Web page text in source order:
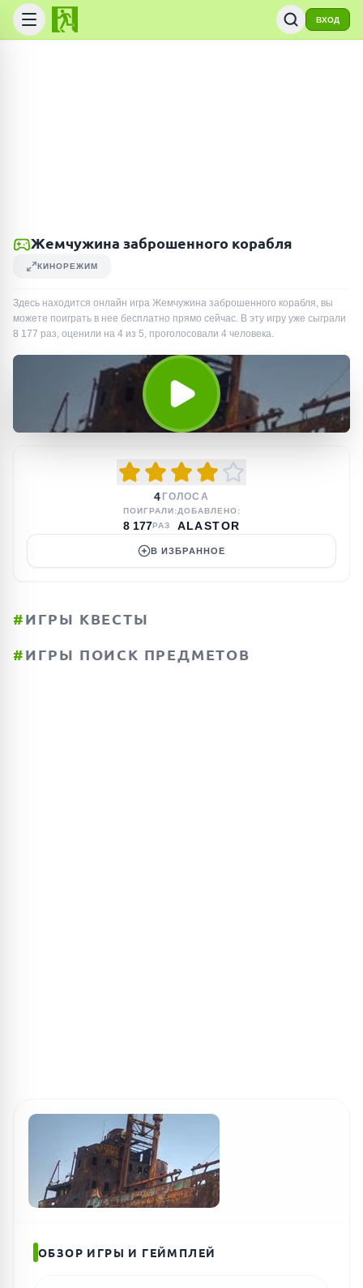
ВХОД
Жемчужина заброшенного корабля
КИНОРЕЖИМ
Здесь находится онлайн игра Жемчужина заброшенного корабля, вы
можете поиграть в нее бесплатно прямо сейчас. В эту игру уже сыграли
8 177 раз, оценили на 4 из 5, проголосовали 4 человека.
4 ГОЛОСА
ПОИГРАЛИ:
8 177РАЗ
ДОБАВЛЕНО:
ALASTOR
В ИЗБРАННОЕ
#ИГРЫ КВЕСТЫ
#ИГРЫ ПОИСК ПРЕДМЕТОВ
ОБЗОР ИГРЫ И ГЕЙМПЛЕЙ